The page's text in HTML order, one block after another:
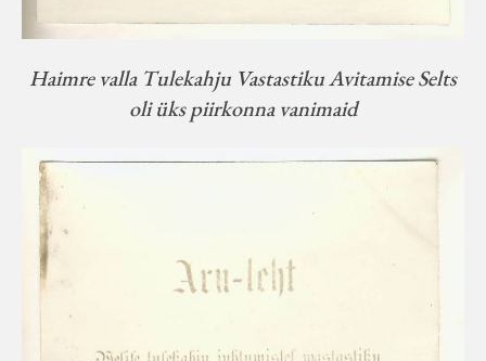
Haimre valla Tulekahju Vastastiku Avitamise Selts
oli üks piirkonna vanimaid